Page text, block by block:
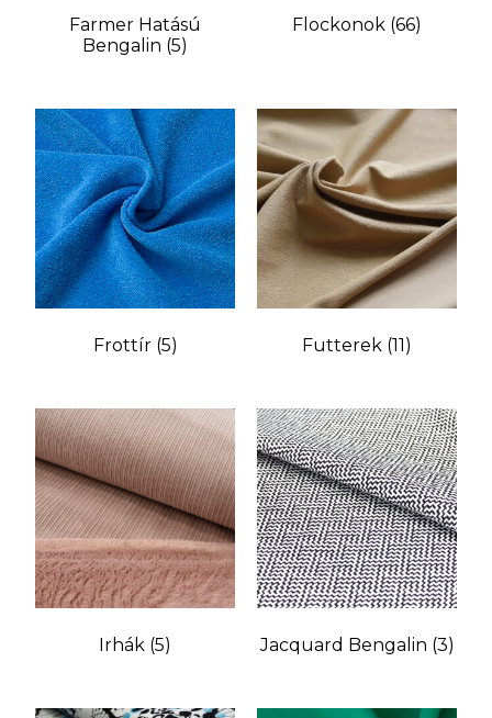
Farmer Hatású
Bengalin (5)
Flockonok (66)
Frottír (5) Futterek (11)
Irhák (5) Jacquard Bengalin (3)